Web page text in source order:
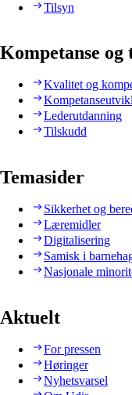
Tilsyn
Kompetanse og
Kvalitet og
Lederutdanning
Tilskudd
Temasider
Sikkerhet og
Læremidler
Digitalisering
Samisk i
Nasjonale
Aktuelt
For pressen
Høringer
Nyhetsvarsel